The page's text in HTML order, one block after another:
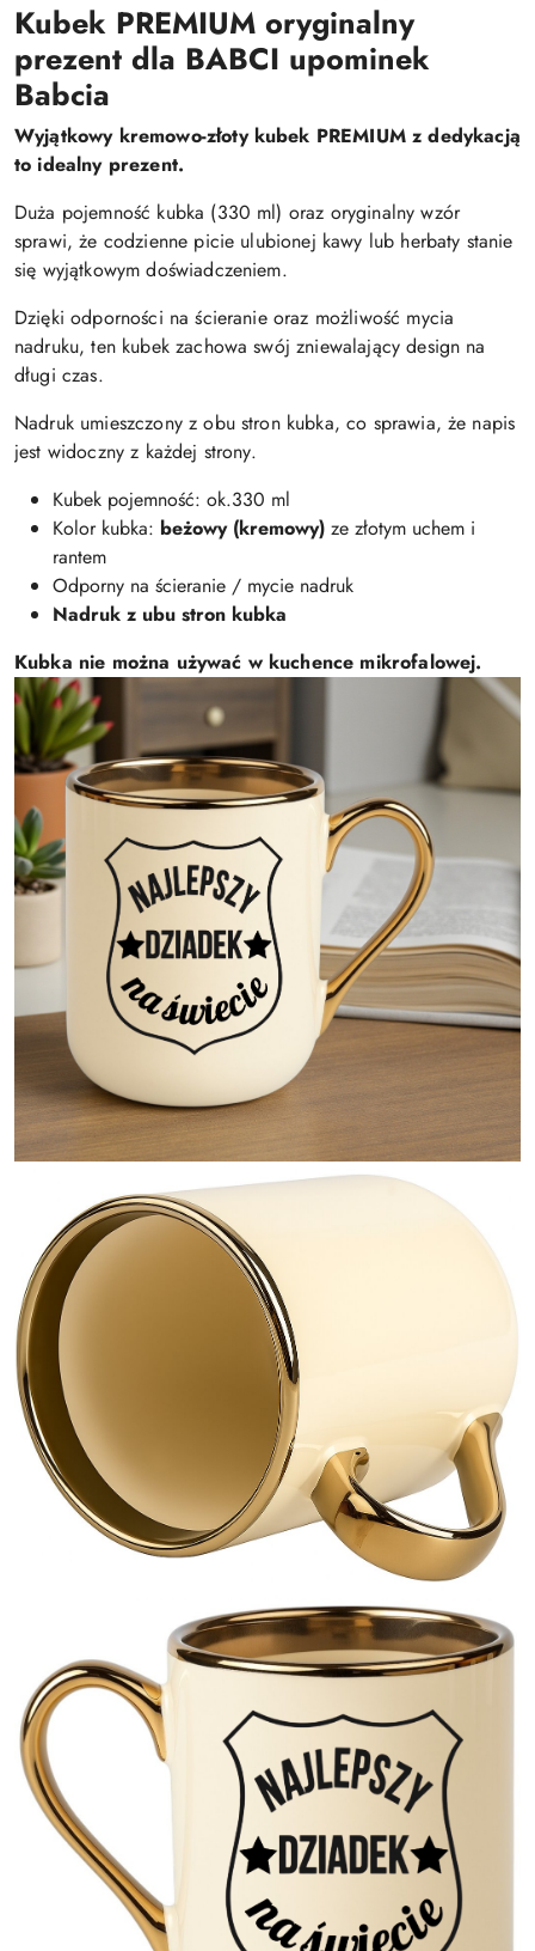
Kubek PREMIUM oryginalny
prezent dla BABCI upominek
Babcia
Wyjątkowy kremowo-złoty kubek PREMIUM z dedykacją
to idealny prezent.
Duża pojemność kubka (330 ml) oraz oryginalny wzór
sprawi, że codzienne picie ulubionej kawy lub herbaty stanie
się wyjątkowym doświadczeniem.
Dzięki odporności na ścieranie oraz możliwość mycia
nadruku, ten kubek zachowa swój zniewalający design na
długi czas.
Nadruk umieszczony z obu stron kubka, co sprawia, że napis
jest widoczny z każdej strony.
Kubek pojemność: ok.330 ml
Kolor kubka: beżowy (kremowy) ze złotym uchem i
rantem
Odporny na ścieranie / mycie nadruk
Nadruk z ubu stron kubka
Kubka nie można używać w kuchence mikrofalowej.